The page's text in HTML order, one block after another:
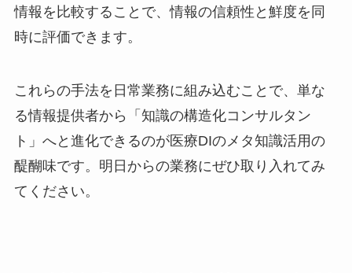
情報を比較することで、情報の信頼性と鮮度を同
時に評価できます。
これらの手法を日常業務に組み込むことで、単な
る情報提供者から「知識の構造化コンサルタン
ト」へと進化できるのが医療DIのメタ知識活用の
醍醐味です。明日からの業務にぜひ取り入れてみ
てください。